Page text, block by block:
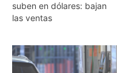
suben en dólares: bajan
las ventas